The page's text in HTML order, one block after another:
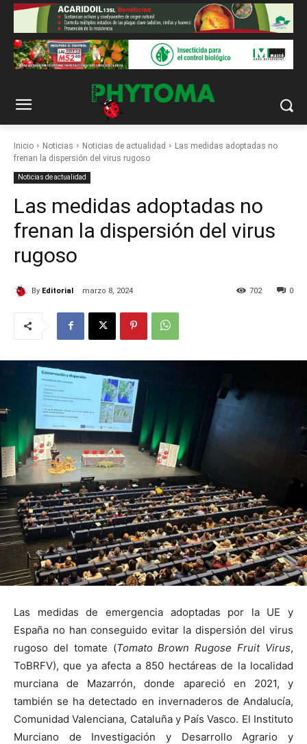
Inicio Noticias Noticias de actualidad
Las medidas adoptadas no
frenan la dispersión del virus rugoso
Noticias de actualidad
Las medidas adoptadas no
frenan la dispersión del virus
rugoso
By Editorial marzo 8, 2024 0
702
Las medidas de emergencia adoptadas por la UE y
España no han conseguido evitar la dispersión del virus
rugoso del tomate (Tomato Brown Rugose Fruit Virus,
ToBRFV), que ya afecta a 850 hectáreas de la localidad
murciana de Mazarrón, donde apareció en 2021, y
también se ha detectado en invernaderos de Andalucía,
Comunidad Valenciana, Cataluña y País Vasco. El Instituto
Murciano de Investigación y Desarrollo Agrario y